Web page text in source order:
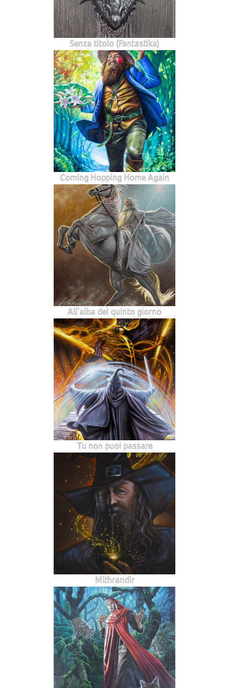
Senza titolo (Fantastika)
Coming Hopping Home Again
All'alba del quinto giorno
Tu non puoi passare
Mithrandir